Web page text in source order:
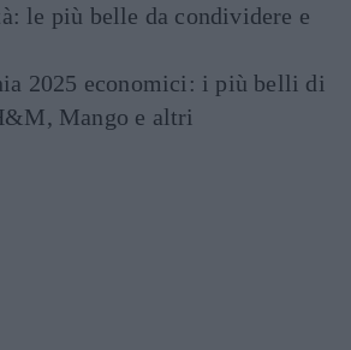
le più belle da condividere e
2025 economici: i più belli di
Mango e altri